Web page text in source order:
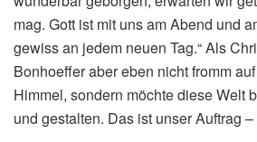
mag. Gott ist mit uns am Abend und
gewiss an jedem neuen Tag.“ Als
Bonhoeffer aber eben nicht fromm
Himmel, sondern möchte diese Welt
und gestalten. Das ist unser Auftrag